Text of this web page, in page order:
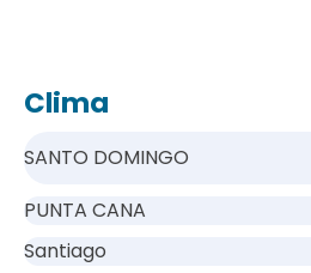
Clima
SANTO DOMINGO
PUNTA CANA
Santiago